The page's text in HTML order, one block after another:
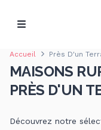
Accueil Près D'un
MAISONS
PRÈS D'UN
Découvrez notre